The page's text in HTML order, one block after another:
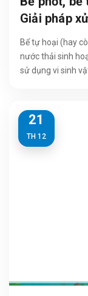
Giải pháp
mọi công
Bể tự hoại (hay
nước thải sinh
sử dụng vi sinh
21
TH 12